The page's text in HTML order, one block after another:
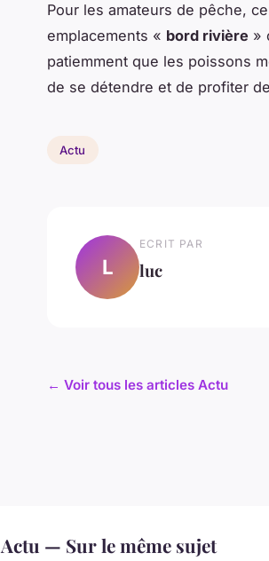
Pour les amateurs de pêche,
emplacements « bord rivière »
patiemment que les poissons
de se détendre et de profiter
Actu
L
ECRIT PAR
luc
← Voir tous les articles Actu
Actu — Sur le même sujet